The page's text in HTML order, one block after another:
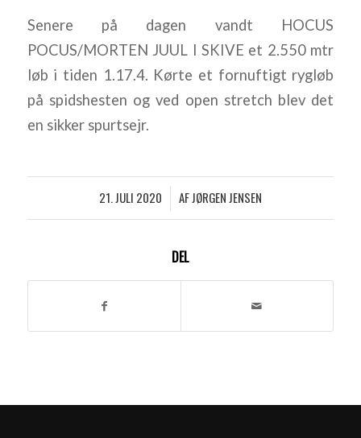
Senere på dagen vandt HOCUS
POCUS/MORTEN JUUL I SKIVE et 2.550 mtr
løb i tiden 1.17.4. Kørte et fornuftigt rygløb
på spidshesten og ved open stretch blev det
en sikker spurtsejr.
21. JULI 2020
/ AFJØRGEN JENSEN
DEL